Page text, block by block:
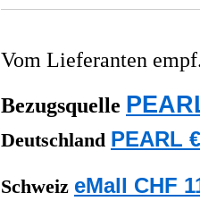
Vom Lieferanten
Bezugsquelle
Deutschland PEARL
Schweiz eMall CHF